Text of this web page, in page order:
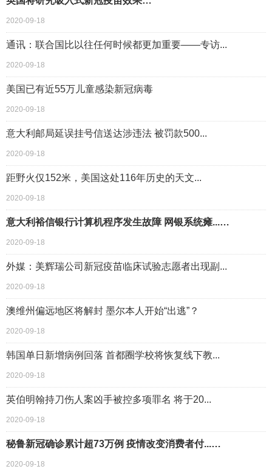
2020-09-18
通讯：联合国比以往任何时候都更加重要——专访...
2020-09-18
美国已有近55万儿童感染新冠病毒
2020-09-18
意大利邮局延误挂号信送达涉违法 被罚款500...
2020-09-18
距野火仅152米，美国这处116年历史的天文...
2020-09-18
意大利裕信银行计算机程序发生故障 网银系统瘫...…
2020-09-18
外媒：美辉瑞公司新冠疫苗临床试验志愿者出现副...
2020-09-18
澳维州偏远地区将解封 墨尔本人开始“出逃”？
2020-09-18
韩国单日新增病例回落 首都圈学校将恢复线下教...
2020-09-18
英伯明翰持刀伤人案凶手被控多项罪名 将于20...
2020-09-18
秘鲁新冠确诊累计超73万例 疫情改变消费者付...…
2020-09-18